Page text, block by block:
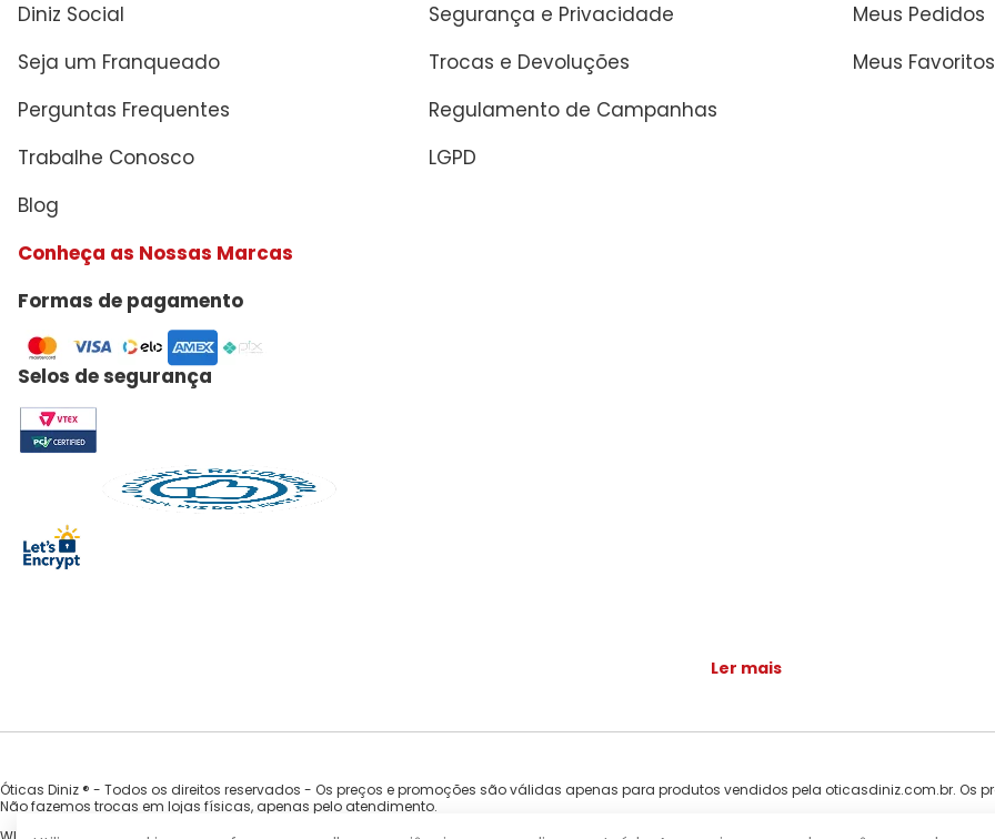
Diniz Social
Seja um Franqueado
Perguntas Frequentes
Trabalhe Conosco
Blog
Conheça as Nossas Marcas
Segurança e Privacidade
Trocas e Devoluções
Regulamento de Campanhas
LGPD
Meus Pedidos
Meus Favoritos
Formas de pagamento
Selos de segurança
Ler mais
Óticas Diniz ® - Todos os direitos reservados - Os preços e promoções são válidas apenas para produtos vendidos pela oticasdiniz.com.br. Os
Não fazemos trocas em lojas físicas, apenas pelo atendimento.